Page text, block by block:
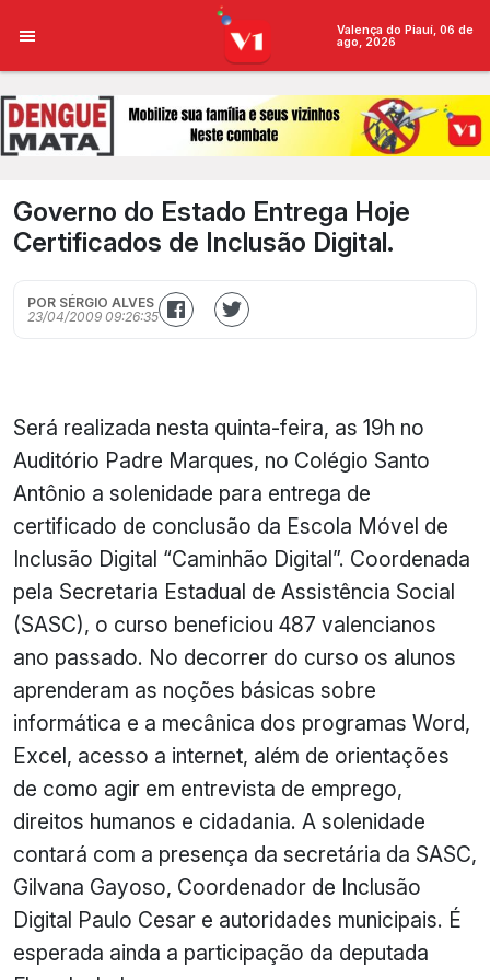
Valença do Piauí, 06 de
ago, 2026
Governo do Estado Entrega Hoje
Certificados de Inclusão Digital.
POR SÉRGIO ALVES
23/04/2009 09:26:35
Será realizada nesta quinta-feira, as 19h no
Auditório Padre Marques, no Colégio Santo
Antônio a solenidade para entrega de
certificado de conclusão da Escola Móvel de
Inclusão Digital “Caminhão Digital”. Coordenada
pela Secretaria Estadual de Assistência Social
(SASC), o curso beneficiou 487 valencianos
ano passado. No decorrer do curso os alunos
aprenderam as noções básicas sobre
informática e a mecânica dos programas Word,
Excel, acesso a internet, além de orientações
de como agir em entrevista de emprego,
direitos humanos e cidadania. A solenidade
contará com a presença da secretária da SASC,
Gilvana Gayoso, Coordenador de Inclusão
Digital Paulo Cesar e autoridades municipais. É
esperada ainda a participação da deputada